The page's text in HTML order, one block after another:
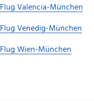
Flug Valencia-München
Flug Venedig-München
Flug Wien-München